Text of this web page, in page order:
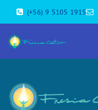
(+56) 9 5105 1915